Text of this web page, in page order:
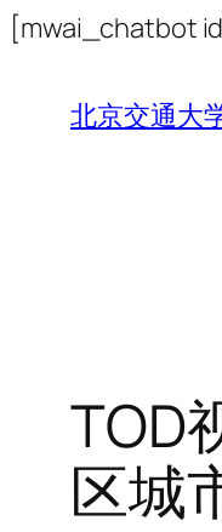
[mwai_chatbot
北京交通大
TOD
区城